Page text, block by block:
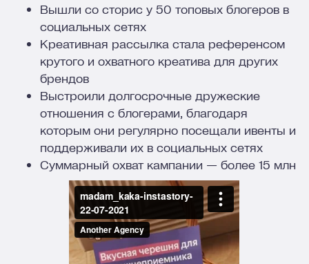
Вышли со сторис у 50 топовых блогеров в
социальных сетях
Креативная рассылка стала референсом
крутого и охватного креатива для других
брендов
Выстроили долгосрочные дружеские
отношения с блогерами, благодаря
которым они регулярно посещали ивенты и
поддерживали их в социальных сетях
Суммарный охват кампании — более 15 млн